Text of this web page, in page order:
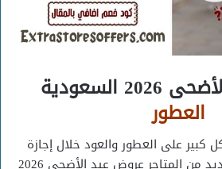
السعودية
العطور
كبير على العطور والعود خلال إجازة
العيد ، لذلك تطلق العديد من المتاجر عروض عيد الأضحى 2026